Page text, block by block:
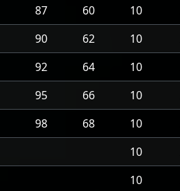
87 60 10
90 62 10
92 64 10
95 66 10
98 68 10
10
10